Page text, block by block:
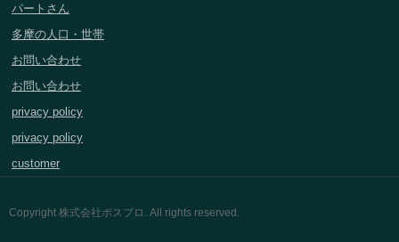
パートさん
多摩の人口・世帯
お問い合わせ
お問い合わせ
privacy policy
privacy policy
customer
Copyright 株式会社ポスプロ. All rights reserved.